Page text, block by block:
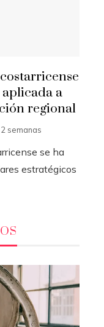
a
regional
semanas
se ha
estratégicos